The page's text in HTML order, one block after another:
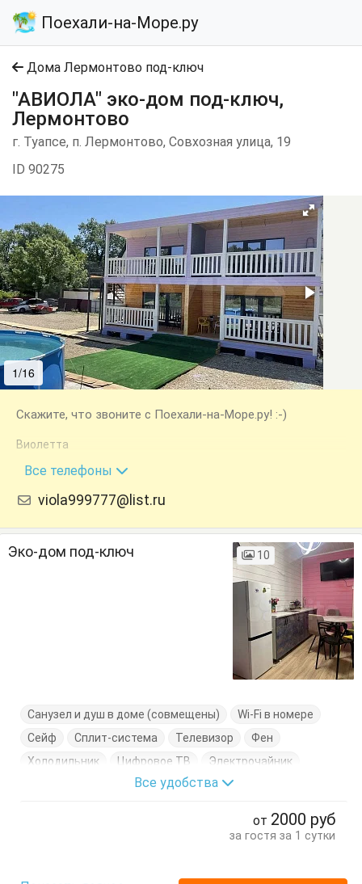
Поехали-на-Море.ру
Дома Лермонтово под-ключ
"АВИОЛА" эко-дом под-ключ,
Лермонтово
г. Туапсе, п. Лермонтово, Совхозная улица, 19
ID 90275
1/16
Скажите, что звоните с Поехали-на-Море.ру! :-)
Виолетта
+7 (903) 415-80-03
Все телефоны
viola999777@list.ru
Эко-дом под-ключ 10
Санузел и душ в доме (совмещены)
Wi-Fi в номере
Сейф
Сплит-система Телевизор
Фен
Холодильник
Цифровое ТВ
Электрочайник
Журнальный столик
Посуда
Стол
Все удобства
от 2000 руб
за гостя за 1 сутки